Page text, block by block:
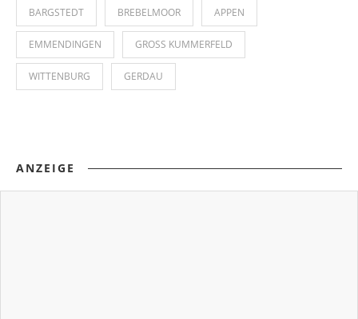
BARGSTEDT BREBELMOOR APPEN
EMMENDINGEN GROSS KUMMERFELD
WITTENBURG GERDAU
ANZEIGE